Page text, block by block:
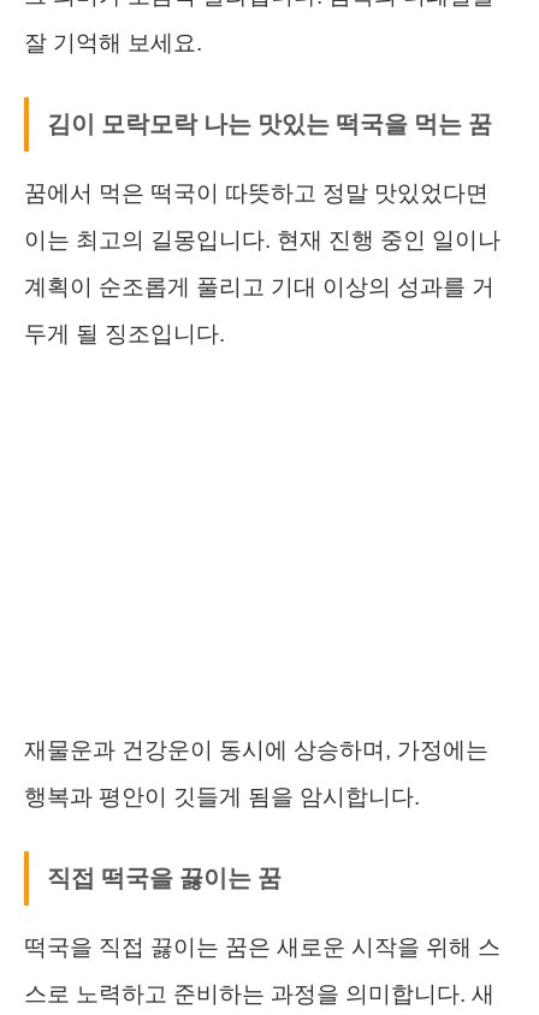
잘 기억해 보세요.
김이 모락모락 나는 맛있는 떡국을 먹는 꿈
꿈에서 먹은 떡국이 따뜻하고 정말 맛있었다면
이는 최고의 길몽입니다. 현재 진행 중인 일이나
계획이 순조롭게 풀리고 기대 이상의 성과를 거
두게 될 징조입니다.
재물운과 건강운이 동시에 상승하며, 가정에는
행복과 평안이 깃들게 됨을 암시합니다.
직접 떡국을 끓이는 꿈
떡국을 직접 끓이는 꿈은 새로운 시작을 위해 스
스로 노력하고 준비하는 과정을 의미합니다. 새